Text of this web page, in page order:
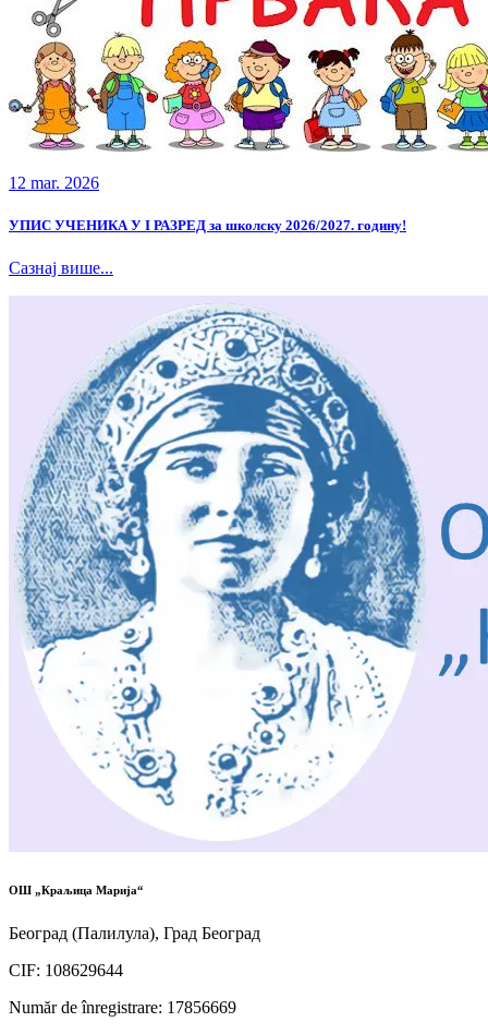
12 mar. 2026
УПИС УЧЕНИКА У I РАЗРЕД за школску 2026/2027. годину!
Сазнај више...
ОШ „Краљица Марија“
Београд (Палилула), Град Београд
CIF: 108629644
Număr de înregistrare: 17856669